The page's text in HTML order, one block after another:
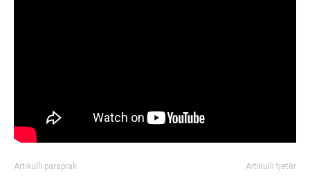
Artikulli paraprak Artikulli tjetër